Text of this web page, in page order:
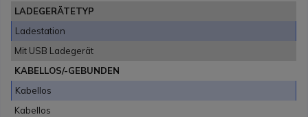
LADEGERÄTETYP
Ladestation
Mit USB Ladegerät
KABELLOS/-GEBUNDEN
Kabellos
Kabellos